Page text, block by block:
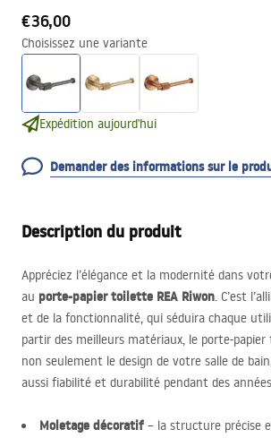
€36,00
Choisissez une variante
Expédition aujourd'hui
Demander des informations sur le
Description du produit
Appréciez l’élégance et la modernité dans
au porte-papier toilette REA Riwon. C’est
et de la fonctionnalité, qui séduira chaque
partir des meilleurs matériaux, le porte-
non seulement le design de votre salle de
aussi fiabilité et durabilité pendant des
Moletage décoratif – la structure précise